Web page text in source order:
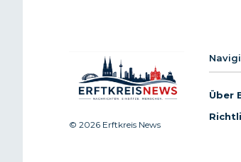
© 2026 Erftkreis News
Über